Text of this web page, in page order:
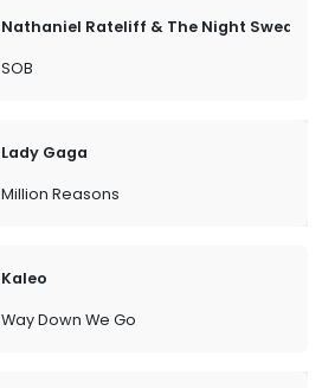
Nathaniel Rateliff & The Night Sweats
SOB
Lady Gaga
Million Reasons
Kaleo
Way Down We Go